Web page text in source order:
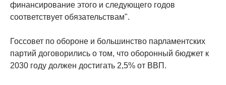
финансирование этого и следующего годов
соответствует обязательствам".
Госсовет по обороне и большинство парламентских
партий договорились о том, что оборонный бюджет к
2030 году должен достигать 2,5% от ВВП.